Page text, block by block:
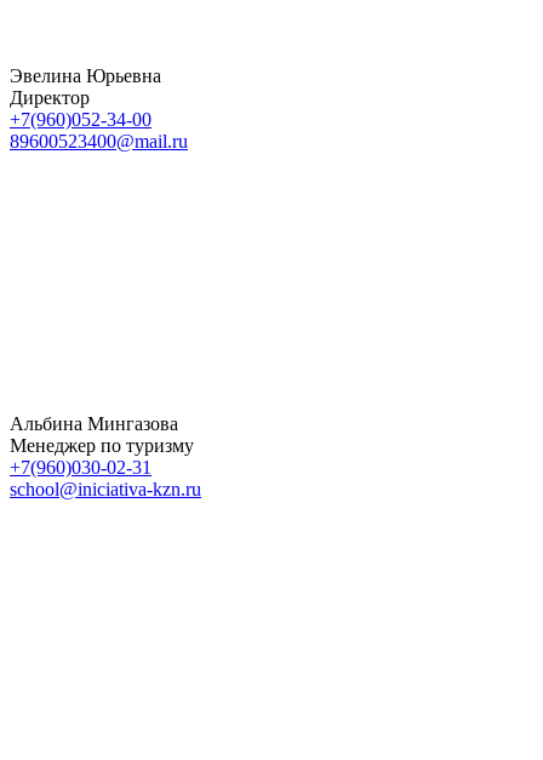
Эвелина Юрьевна
Директор
+7(960)052-34-00
89600523400@mail.ru
Альбина Мингазова
Менеджер по туризму
+7(960)030-02-31
school@iniciativa-kzn.ru